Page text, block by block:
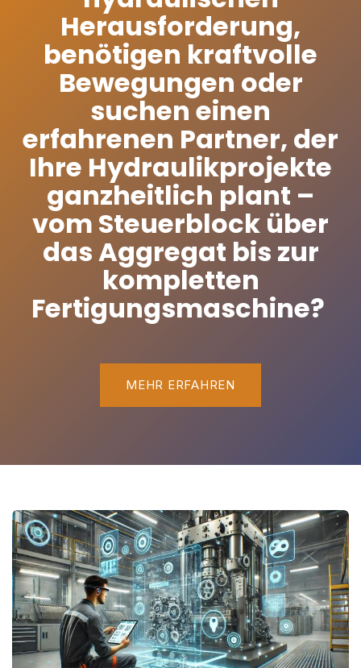
Herausforderung,
benötigen kraftvolle
Bewegungen oder
suchen einen
erfahrenen Partner, der
Ihre Hydraulikprojekte
ganzheitlich plant –
vom Steuerblock über
das Aggregat bis zur
kompletten
Fertigungsmaschine?
MEHR ERFAHREN